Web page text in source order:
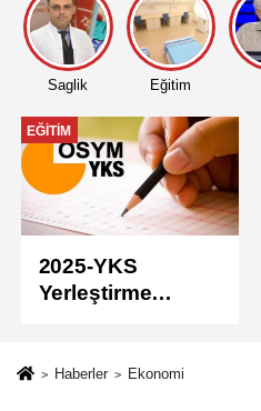
Saglik Eğitim
EĞITIM
2025-YKS
Yerleştirme
Sonuçlar
Haberler Ekonomi